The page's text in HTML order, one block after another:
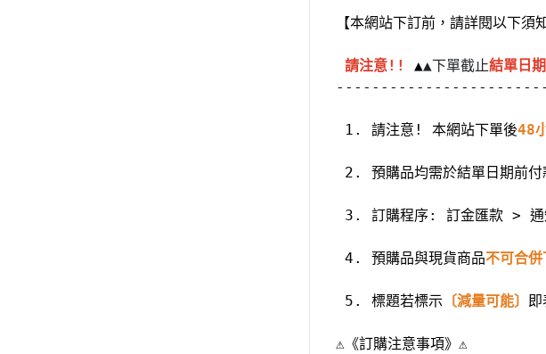
【本網站下訂前，請詳閱以下須
請注意!! ▲▲下單截止結單日期
1. 請注意! 本網站下單後48
2. 預購品均需於結單日期前付
3. 訂購程序: 訂金匯款 > 通
4. 預購品與現貨商品不可合併
5. 標題若標示 〔減量可能〕
⚠️《訂購注意事項》⚠️️